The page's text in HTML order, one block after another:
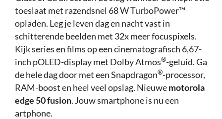
toeslaat met razendsnel 68 W TurboPower™
opladen. Leg je leven dag en nacht vast in
schitterende beelden met 32x meer focuspixels.
Kijk series en films op een cinematografisch 6,67-
inch pOLED-display met Dolby Atmos®-geluid. Ga
de hele dag door met een Snapdragon®-processor,
RAM-boost en heel veel opslag. Nieuwemotorola
edge 50 fusion. Jouw smartphone is nu een
artphone.